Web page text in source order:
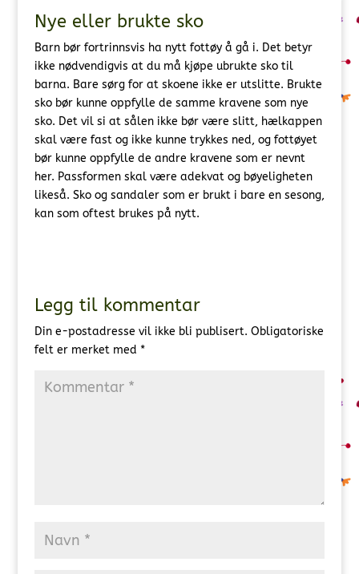
Nye eller brukte sko
Barn bør fortrinnsvis ha nytt fottøy å gå i. Det betyr
ikke nødvendigvis at du må kjøpe ubrukte sko til
barna. Bare sørg for at skoene ikke er utslitte. Brukte
sko bør kunne oppfylle de samme kravene som nye
sko. Det vil si at sålen ikke bør være slitt, hælkappen
skal være fast og ikke kunne trykkes ned, og fottøyet
bør kunne oppfylle de andre kravene som er nevnt
her. Passformen skal være adekvat og bøyeligheten
likeså. Sko og sandaler som er brukt i bare en sesong,
kan som oftest brukes på nytt.
Legg til kommentar
Din e-postadresse vil ikke bli publisert. Obligatoriske
felt er merket med *